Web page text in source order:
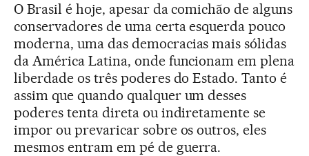
O Brasil é hoje, apesar da comichão de alguns
conservadores de uma certa esquerda pouco
moderna, uma das democracias mais sólidas
da América Latina, onde funcionam em plena
liberdade os três poderes do Estado. Tanto é
assim que quando qualquer um desses
poderes tenta direta ou indiretamente se
impor ou prevaricar sobre os outros, eles
mesmos entram em pé de guerra.